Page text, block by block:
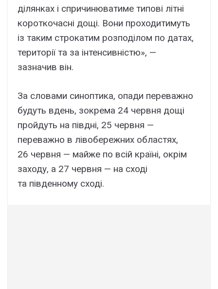
ділянках і спричинюватиме типові літні
короткочасні дощі. Вони проходитимуть
із таким строкатим розподілом по датах,
території та за інтенсивністю», —
зазначив він.
За словами синоптика, опади переважно
будуть вдень, зокрема 24 червня дощі
пройдуть на півдні, 25 червня —
переважно в лівобережних областях,
26 червня — майже по всій країні, окрім
заходу, а 27 червня — на сході
та південному сході.